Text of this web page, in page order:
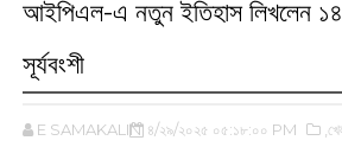
আইপিএল-এ নতুন ইতিহাস লিখলেন
সূর্যবংশী
E SAMAKALIN ৪/২৯/২০২৫ ০৫:১৮:০০ PM